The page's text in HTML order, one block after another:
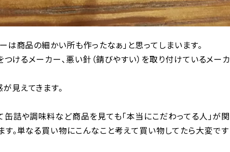
は商品の細かい所も作ったなぁ」と思ってしまいます。
けるメーカー、悪い針（錆びやすい）を取り付けているメーカ
見えてきます。
詰や調味料など商品を見ても「本当にこだわってる人」が関
。単なる買い物にこんなこと考えて買い物してたら大変です